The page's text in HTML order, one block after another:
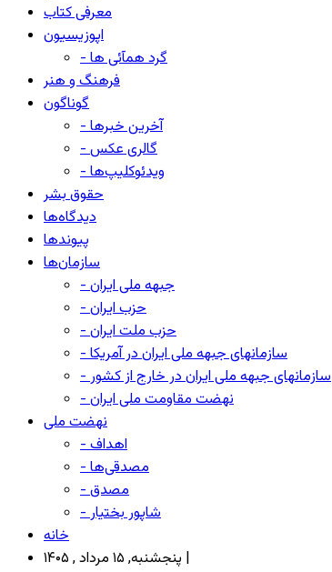
معرفی کتاب
اپوزیسیون
- گرد همآئی ها
فرهنگ و هنر
گوناگون
- آخرین خبرها
- گالری عکس
- ویدئوکلیپ‌ها
حقوق بشر
دیدگاه‌ها
پیوندها
سازمان‌ها
- جبهه ملی ایران
- حزب ایران
- حزب ملت ایران
- سازمانهای جبهه ملی ایران در آمریکا
- سازمانهای جبهه ملی ایران در خارج از کشور
- نهضت مقاومت ملی ایران
نهضت ملی
- اهداف
- مصدقی‌ها
- مصدق
- شاپور بختیار
خانه
پنجشنبه, ۱۵ مرداد , ۱۴۰۵ |